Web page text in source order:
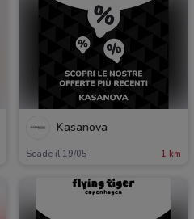
Kasanova
Scade il 19/05 1 km